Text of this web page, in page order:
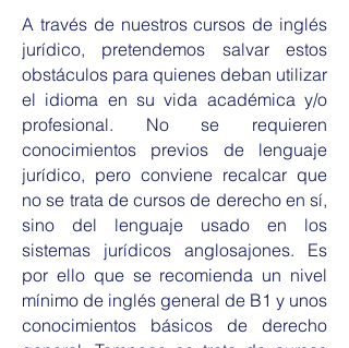
A través de nuestros cursos de inglés
jurídico, pretendemos salvar estos
obstáculos para quienes deban utilizar
el idioma en su vida académica y/o
profesional. No se requieren
conocimientos previos de lenguaje
jurídico, pero conviene recalcar que
no se trata de cursos de derecho en sí,
sino del lenguaje usado en los
sistemas jurídicos anglosajones. Es
por ello que se recomienda un nivel
mínimo de inglés general de B1 y unos
conocimientos básicos de derecho